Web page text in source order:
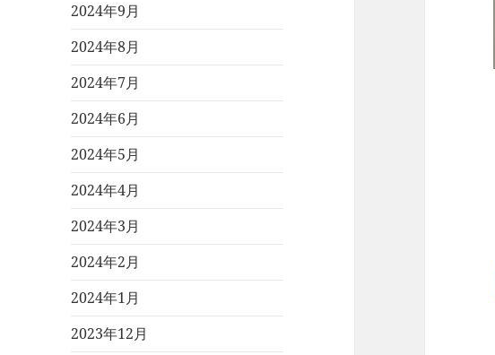
2024年9月
2024年8月
2024年7月
2024年6月
2024年5月
2024年4月
2024年3月
2024年2月
2024年1月
2023年12月